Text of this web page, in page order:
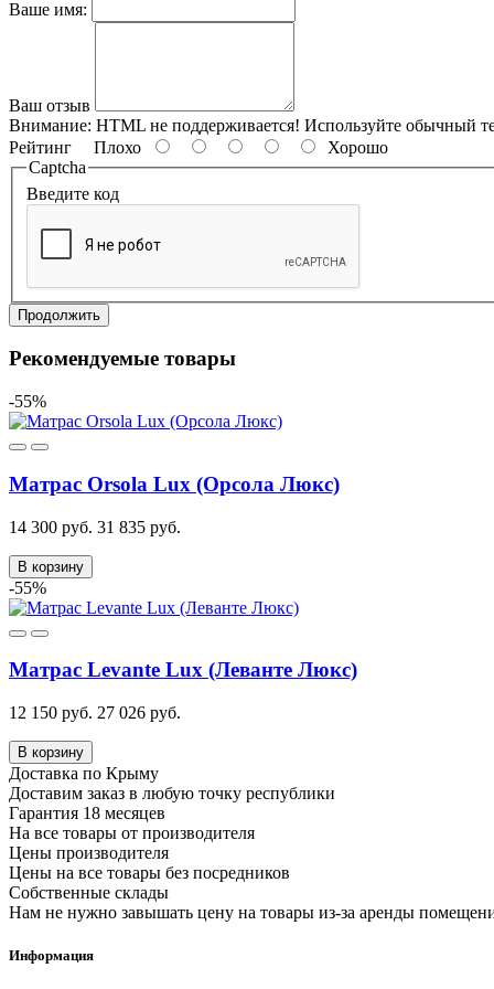
Ваше имя:
Ваш отзыв
Внимание: HTML не поддерживается! Используйте обычный
Рейтинг Плохо
Хорошо
Captcha
Введите код
Продолжить
Рекомендуемые товары
-55%
Матрас Orsola Lux (Орсола Люкс)
14 300 руб. 31 835 руб.
В корзину
-55%
Матрас Levante Lux (Леванте Люкс)
12 150 руб. 27 026 руб.
В корзину
Доставка по Крыму
Доставим заказ в любую точку республики
Гарантия 18 месяцев
На все товары от производителя
Цены производителя
Цены на все товары без посредников
Собственные склады
Нам не нужно завышать цену на товары из-за аренды
Информация